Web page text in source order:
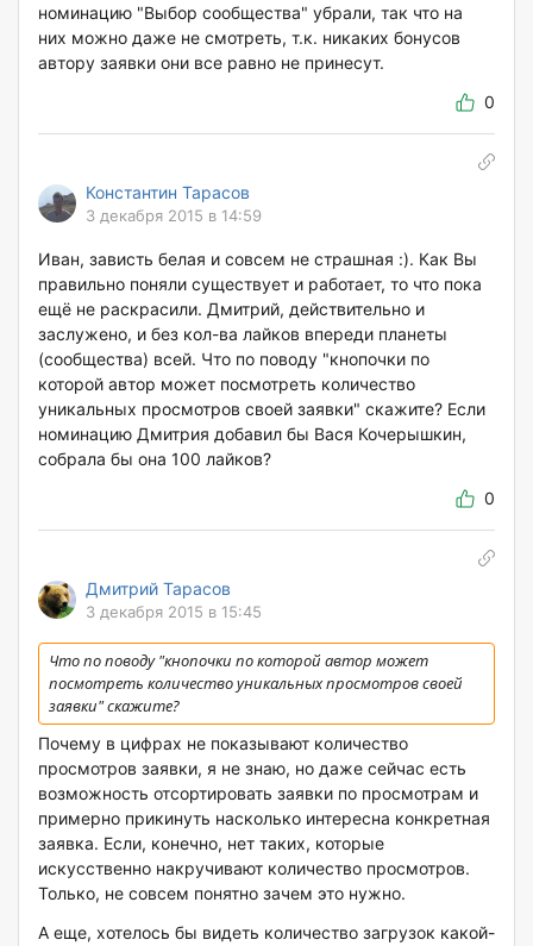
номинацию "Выбор сообщества" убрали, так что на
них можно даже не смотреть, т.к. никаких бонусов
автору заявки они все равно не принесут.
0
Константин Тарасов
3 декабря 2015 в 14:59
Иван, зависть белая и совсем не страшная :). Как Вы
правильно поняли существует и работает, то что пока
ещё не раскрасили. Дмитрий, действительно и
заслужено, и без кол-ва лайков впереди планеты
(сообщества) всей. Что по поводу "кнопочки по
которой автор может посмотреть количество
уникальных просмотров своей заявки" скажите? Если
номинацию Дмитрия добавил бы Вася Кочерышкин,
собрала бы она 100 лайков?
0
Дмитрий Тарасов
3 декабря 2015 в 15:45
Что по поводу "кнопочки по которой автор может
посмотреть количество уникальных просмотров своей
заявки" скажите?
Почему в цифрах не показывают количество
просмотров заявки, я не знаю, но даже сейчас есть
возможность отсортировать заявки по просмотрам и
примерно прикинуть насколько интересна конкретная
заявка. Если, конечно, нет таких, которые
искусственно накручивают количество просмотров.
Только, не совсем понятно зачем это нужно.
А еще, хотелось бы видеть количество загрузок какой-